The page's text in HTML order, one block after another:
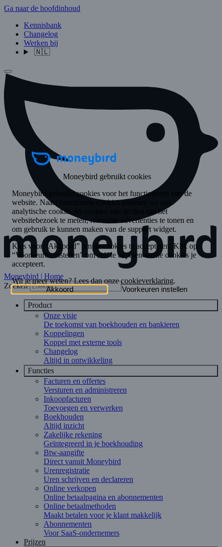
Ga naar de hoofdinhoud
Kennisbank
Changelog
Werken bij
🇳🇱
Moneybird | Home
Zoeken
Product
Onze visie
De toekomst van boekhouden en bankieren
Koppelingen
Koppel met externe tools
Changelog
Altijd in ontwikkeling
Functies
Facturen en offertes
Versturen en administreren
Inkoopfacturen
Toevoegen en verwerken
Boekhouden
Altijd inzicht
Zakelijke rekening
Geïntegreerd in je boekhouding
Btw-aangifte
Direct vanuit Moneybird
Urenregistratie
Uren schrijven en declareren
Online verkopen
Online betaalpagina en abonnementen
Online betaalmethoden
Maakt betalen voor je klant makkelijk
Abonnementen
Voor SaaS-ondernemers
Prijzen